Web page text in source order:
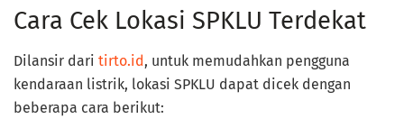
Cara Cek Lokasi SPKLU Terdekat
Dilansir dari tirto.id, untuk memudahkan pengguna
kendaraan listrik, lokasi SPKLU dapat dicek dengan
beberapa cara berikut: